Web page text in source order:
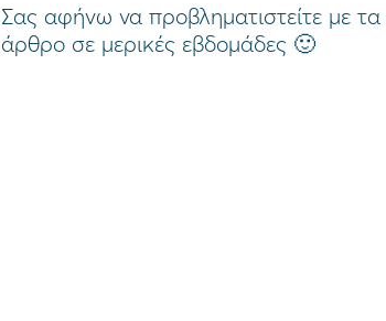
Σας αφήνω να προβληματιστείτε με
άρθρο σε μερικές εβδομάδες 🙂